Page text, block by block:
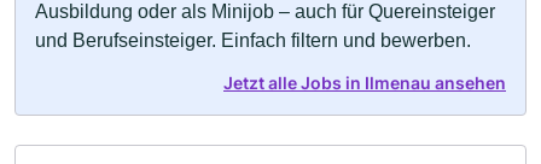
Ausbildung oder als Minijob – auch für Quereinsteiger
und Berufseinsteiger. Einfach filtern und bewerben.
Jetzt alle Jobs in Ilmenau ansehen